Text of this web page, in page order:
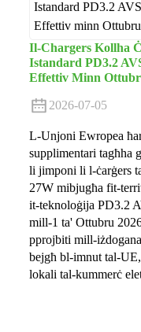
Il-Chargers Kollha
Istandard PD3.2
Effettiv Minn
2026-07-05
L-Unjoni Ewropea
supplimentari tagħha
li jimponi li l-ċarġers
27W mibjugħa fit-
it-teknoloġija PD3.2
mill-1 ta' Ottubru
pprojbiti mill-
bejgħ bl-imnut tal-
lokali tal-kummerċ